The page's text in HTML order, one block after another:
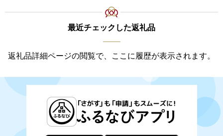
最近チェックした返礼品
返礼品詳細ページの閲覧で、ここに履歴が表示されます。